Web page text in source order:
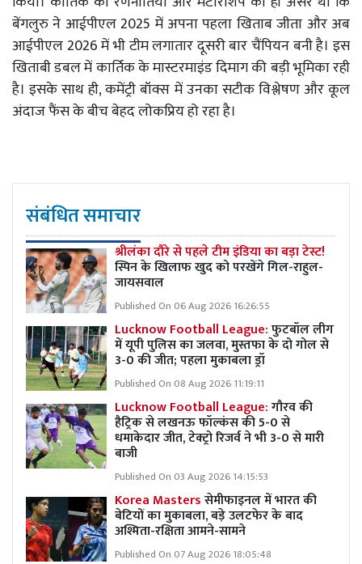
बेंगलुरु ने आईपीएल 2025 में अपना पहला खिताब जीता और अब
आईपीएल 2026 में भी टीम लगातार दूसरी बार चैंपियन बनी है। इस
खिताबी डबल में कार्तिक के मास्टरमाइंड दिमाग की बड़ी भूमिका रही
है। इसके साथ ही, कमेंट्री बॉक्स में उनका सटीक विश्लेषण और कूल
अंदाज फैंस के बीच बेहद लोकप्रिय हो रहा है।
संबंधित समाचार
श्रीलंका दौरे से पहले टीम इंडिया का बड़ा टेस्ट!
स्पिन के खिलाफ खुद को परखेंगे गिल-राहुल-
जायसवाल
Published On 06 Aug 2026 16:26:55
Lucknow Football League:फुटबॉल लीग
में यूपी पुलिस का जलवा, मुस्तफा के दो गोल से
3-0 की जीत; पहला मुकाबला ड्रॉ
Published On 08 Aug 2026 11:19:11
Lucknow Football League:गौरव की
हैट्रिक से लखनऊ फॉल्कंस की 5-0 से
धमाकेदार जीत, टेक्ट्रो रिजर्व ने भी 3-0 से मारी
बाजी
Published On 03 Aug 2026 14:15:53
Korea Mastersसेमीफाइनल में भारत की
बेटियों का मुकाबला, बड़े उलटफेर के बाद
अश्मिता-रक्षिता आमने-सामने
Published On 07 Aug 2026 18:05:48